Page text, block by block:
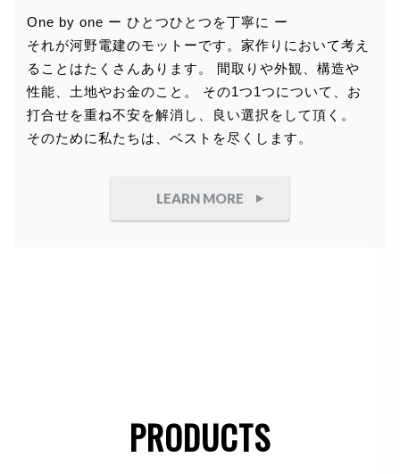
One by one ー ひとつひとつを丁寧に ー
それが河野電建のモットーです。家作りにおいて考え
ることはたくさんあります。 間取りや外観、構造や
性能、土地やお金のこと。 その1つ1つについて、お
打合せを重ね不安を解消し、良い選択をして頂く。
そのために私たちは、ベストを尽くします。
LEARN MORE
PRODUCTS
お客さまからお預かりした個人情報は、当社からのご
連絡や業務のご案内やご質問に対する回答として、電
子メールや資料のご送付に利用いたします。
個人情報の安全対策